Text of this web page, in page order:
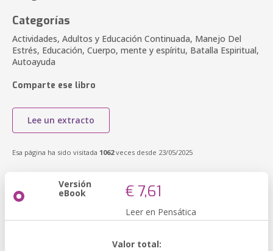
Categorías
Actividades, Adultos y Educación Continuada, Manejo Del
Estrés, Educación, Cuerpo, mente y espíritu, Batalla Espiritual,
Autoayuda
Comparte ese libro
Lee un extracto
Esa página ha sido visitada 1062veces desde 23/05/2025
Versión
eBook € 7,61
Leer en Pensática
Valor total: